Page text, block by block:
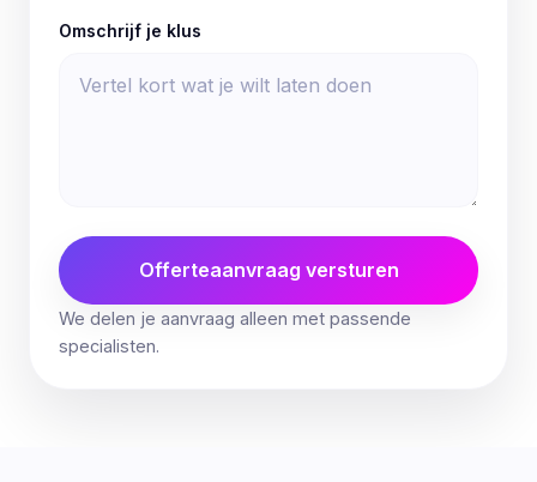
Omschrijf je klus
Offerteaanvraag versturen
We delen je aanvraag alleen met passende
specialisten.